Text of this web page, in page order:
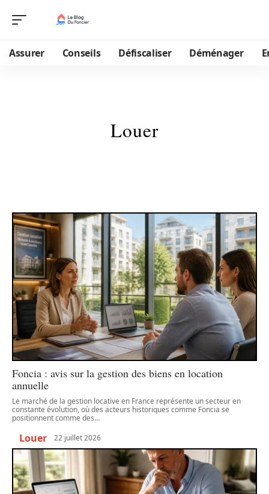
Assurer Conseils Défiscaliser Déménager
Louer
Foncia : avis sur la gestion des biens en location
annuelle
Le marché de la gestion locative en France représente un secteur en
constante évolution, où des acteurs historiques comme Foncia se
positionnent comme des…
Louer 22 juillet 2026